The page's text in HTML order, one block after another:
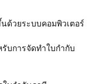
วยระบบคอมพิวเตอร์
บการจัดทำใบกำกับ